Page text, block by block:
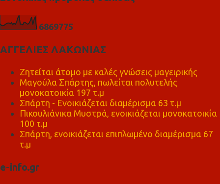
6869775
ΑΓΓΕΛΙΕΣ ΛΑΚΩΝΙΑΣ
Ζητείται άτομο με καλές γνώσεις μαγειρικής
Μαγούλα Σπάρτης, πωλείται πολυτελής
μονοκατοικία 197 τ.μ
Σπάρτη - Ενοικιάζεται διαμέρισμα 63 τ.μ
Πικουλιάνικα Μυστρά, ενοικιάζεται μονοκατοικία
100 τ.μ
Σπάρτη, ενοικιάζεται επιπλωμένο διαμέρισμα 67
τ.μ
e-info.gr